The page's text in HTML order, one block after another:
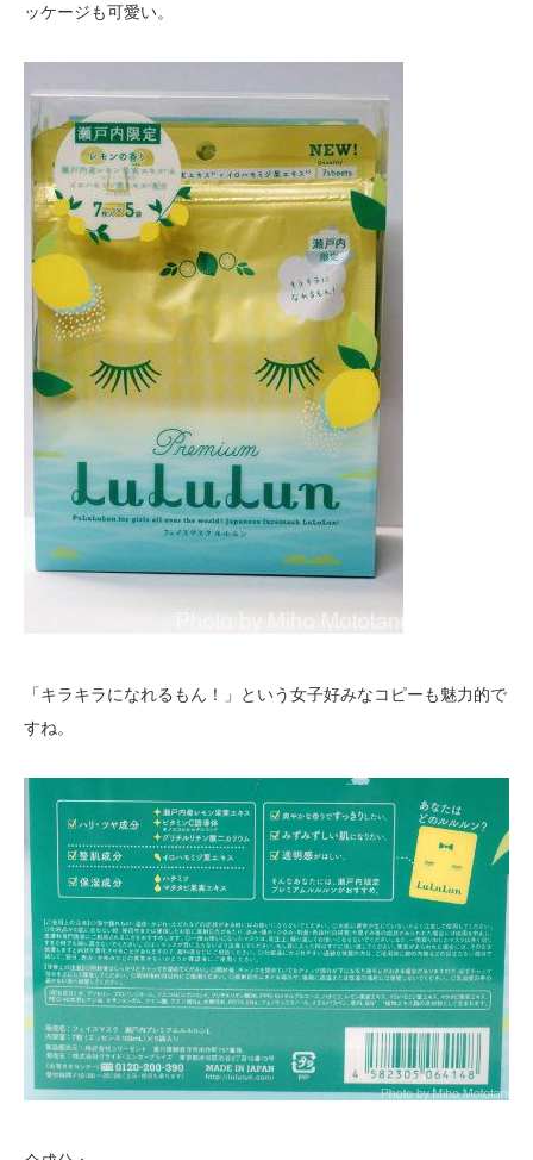
ッケージも可愛い。
「キラキラになれるもん！」という女子好みなコピーも魅力的で
すね。